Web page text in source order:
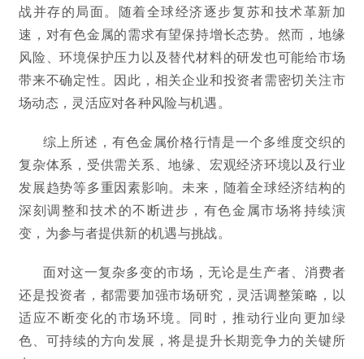
战并存的局面。随着全球经济逐步复苏和技术革新加
速，对有色金属的需求有望保持增长态势。然而，地缘
风险、环境保护压力以及替代材料的研发也可能给市场
带来不确定性。因此，相关企业和投资者需密切关注市
场动态，灵活应对各种风险与机遇。
综上所述，有色金属价格行情是一个多维度交织的
复杂体系，受供需关系、地缘、宏观经济环境以及行业
发展趋势等多重因素影响。未来，随着全球经济结构的
深刻调整和技术的不断进步，有色金属市场将持续演
变，为参与者提供新的机遇与挑战。
面对这一复杂多变的市场，无论是生产者、消费者
还是投资者，都需要加强市场研究，灵活调整策略，以
适应不断变化的市场环境。同时，推动行业向更加绿
色、可持续的方向发展，将是提升长期竞争力的关键所